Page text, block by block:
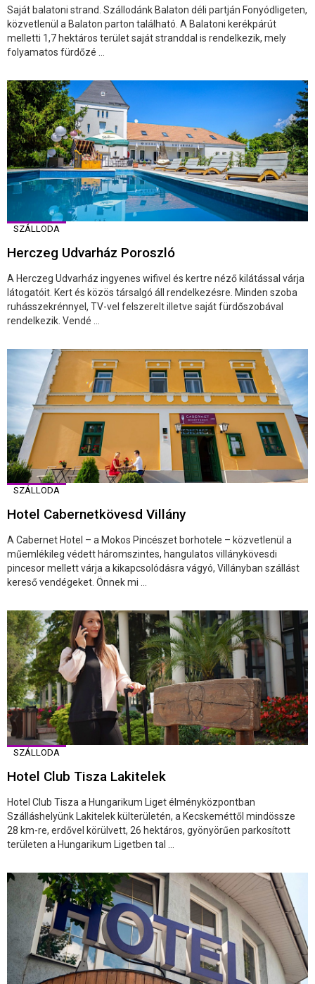
Saját balatoni strand. Szállodánk Balaton déli partján Fonyódligeten,
közvetlenül a Balaton parton található. A Balatoni kerékpárút
melletti 1,7 hektáros terület saját stranddal is rendelkezik, mely
folyamatos fürdőzé ...
SZÁLLODA
Herczeg Udvarház Poroszló
A Herczeg Udvarház ingyenes wifivel és kertre néző kilátással várja
látogatóit. Kert és közös társalgó áll rendelkezésre. Minden szoba
ruhásszekrénnyel, TV-vel felszerelt illetve saját fürdőszobával
rendelkezik. Vendé ...
SZÁLLODA
Hotel Cabernetkövesd Villány
A Cabernet Hotel – a Mokos Pincészet borhotele – közvetlenül a
műemlékileg védett háromszintes, hangulatos villánykövesdi
pincesor mellett várja a kikapcsolódásra vágyó, Villányban szállást
kereső vendégeket. Önnek mi ...
SZÁLLODA
Hotel Club Tisza Lakitelek
Hotel Club Tisza a Hungarikum Liget élményközpontban
Szálláshelyünk Lakitelek külterületén, a Kecskeméttől mindössze
28 km-re, erdővel körülvett, 26 hektáros, gyönyörűen parkosított
területen a Hungarikum Ligetben tal ...